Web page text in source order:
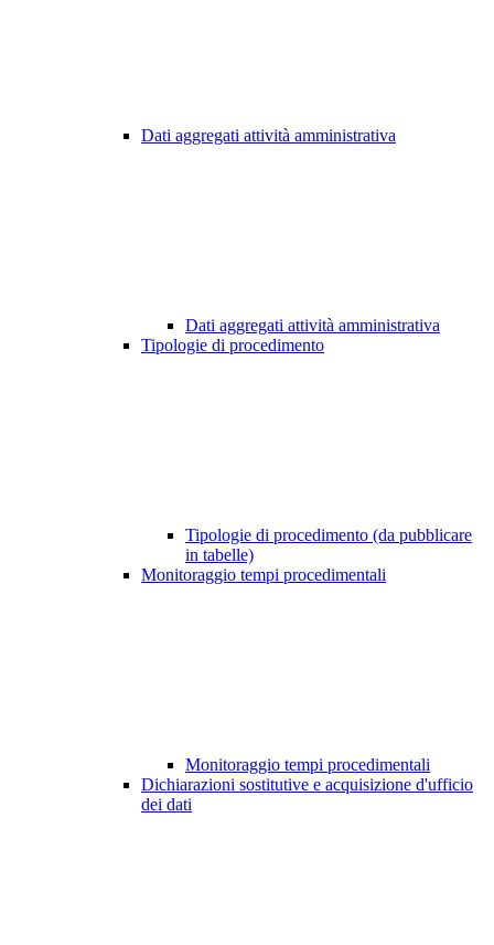
Dati aggregati attività amministrativa
Dati aggregati attività amministrativa
Tipologie di procedimento
Tipologie di procedimento (da pubblicare
in tabelle)
Monitoraggio tempi procedimentali
Monitoraggio tempi procedimentali
Dichiarazioni sostitutive e acquisizione d'ufficio
dei dati